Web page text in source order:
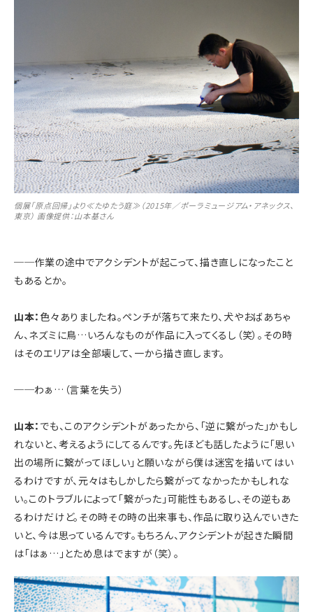
個展「原点回帰」より≪たゆたう庭≫（2015年／ポーラミュージアム・アネックス、
東京） 画像提供：山本基さん
──作業の途中でアクシデントが起こって、描き直しになったこと
もあるとか。
山本： 色々ありましたね。ペンチが落ちて来たり、犬やおばあちゃ
ん、ネズミに鳥…いろんなものが作品に入ってくるし（笑）。その時
はそのエリアは全部壊して、一から描き直します。
──わぁ…（言葉を失う）
山本： でも、このアクシデントがあったから、「逆に繋がった」かもし
れないと、考えるようにしてるんです。先ほども話したように「思い
出の場所に繋がってほしい」と願いながら僕は迷宮を描いてはい
るわけですが、元々はもしかしたら繋がってなかったかもしれな
い。このトラブルによって「繋がった」可能性もあるし、その逆もあ
るわけだけど。その時その時の出来事も、作品に取り込んでいきた
いと、今は思っているんです。もちろん、アクシデントが起きた瞬間
は「はぁ…」とため息はでますが（笑）。